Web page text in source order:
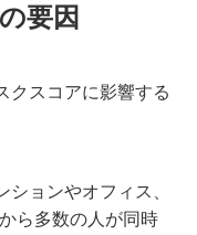
要因
クスコアに影響する
ションやオフィス、
ら多数の人が同時